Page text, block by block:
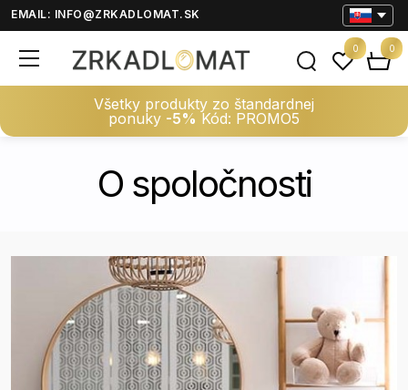
EMAIL: INFO@ZRKADLOMAT.SK
Všetky produkty zo štandardnej
ponuky -5% Kód: PROMO5
0 0
O spoločnosti